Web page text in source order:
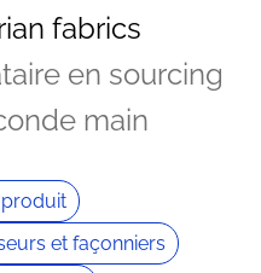
fabrics
en sourcing
main
et façonniers